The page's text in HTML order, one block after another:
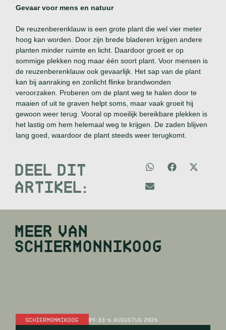
Gevaar voor mens en natuur
De reuzenberenklauw is een grote plant die wel vier meter
hoog kan worden. Door zijn brede bladeren krijgen andere
planten minder ruimte en licht. Daardoor groeit er op
sommige plekken nog maar één soort plant. Voor mensen is
de reuzenberenklauw ook gevaarlijk. Het sap van de plant
kan bij aanraking en zonlicht flinke brandwonden
veroorzaken. Proberen om de plant weg te halen door te
maaien of uit te graven helpt soms, maar vaak groeit hij
gewoon weer terug. Vooral op moeilijk bereikbare plekken is
het lastig om hem helemaal weg te krijgen. De zaden blijven
lang goed, waardoor de plant steeds weer terugkomt.
DEEL DIT
ARTIKEL:
MEER VAN
SCHIERMONNIKOOG
SCHIERMONNIKOOG 09:33-6 AUGUSTUS 2026